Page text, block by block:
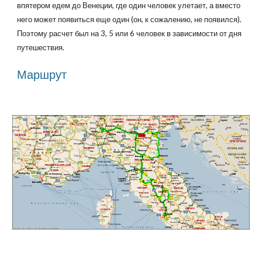
впятером едем до Венеции, где один человек улетает, а вместо
него может появиться еще один (он, к сожалению, не появился).
Поэтому расчет был на 3, 5 или 6 человек в зависимости от дня
путешествия.
Маршрут